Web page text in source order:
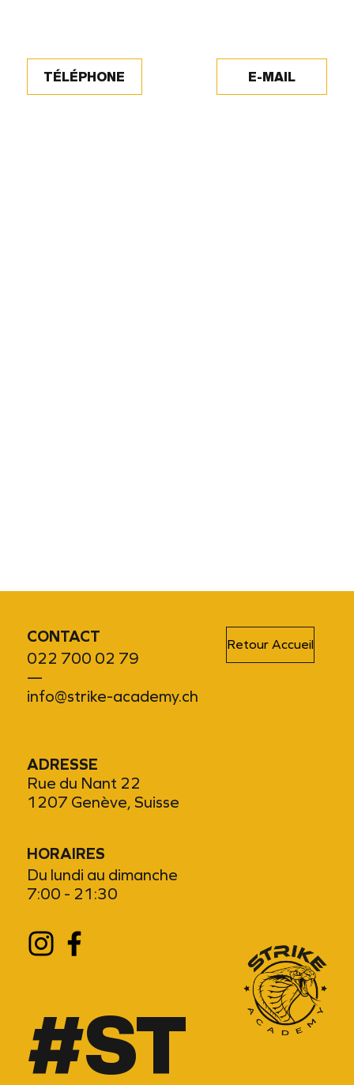
TÉLÉPHONE E-MAIL
CONTACT
022 700 02 79
—
info@strike-academy.ch
Retour Accueil
ADRESSE
Rue du Nant 22
1207 Genève, Suisse
HORAIRES
Du lundi au dimanche
7:00 - 21:30
#ST